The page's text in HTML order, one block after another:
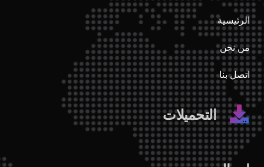
الرئيسية
من نحن
اتصل بنا
التحميلات